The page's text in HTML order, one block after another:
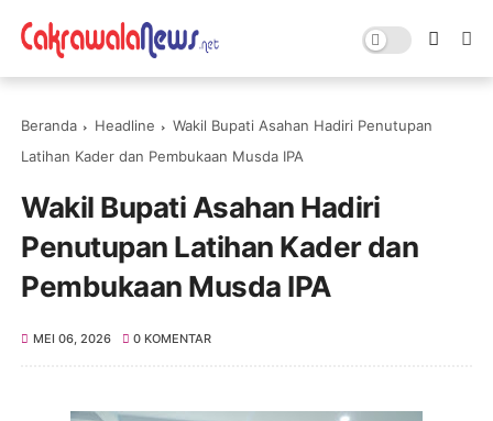
Beranda Headline
Wakil Bupati Asahan Hadiri Penutupan
Latihan Kader dan Pembukaan Musda IPA
Wakil Bupati Asahan Hadiri
Penutupan Latihan Kader dan
Pembukaan Musda IPA
MEI 06, 2026 0 KOMENTAR